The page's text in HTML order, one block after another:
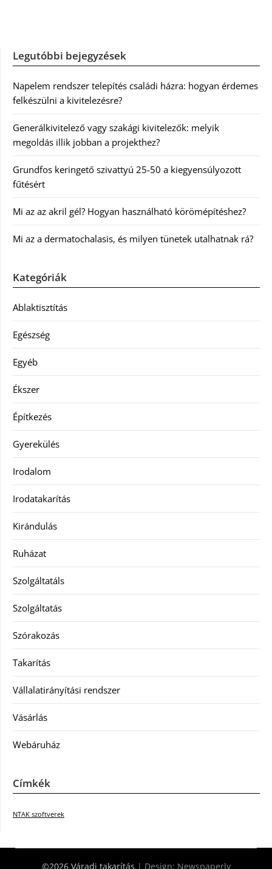
Legutóbbi bejegyzések
Napelem rendszer telepítés családi házra: hogyan érdemes
felkészülni a kivitelezésre?
Generálkivitelező vagy szakági kivitelezők: melyik
megoldás illik jobban a projekthez?
Grundfos keringető szivattyú 25-50 a kiegyensúlyozott
fűtésért
Mi az az akril gél? Hogyan használható körömépítéshez?
Mi az a dermatochalasis, és milyen tünetek utalhatnak rá?
Kategóriák
Ablaktisztítás
Egészség
Egyéb
Ékszer
Építkezés
Gyerekülés
Irodalom
Irodatakarítás
Kirándulás
Ruházat
Szolgáltatáls
Szolgáltatás
Szórakozás
Takarítás
Vállalatirányítási rendszer
Vásárlás
Webáruház
Címkék
NTAK szoftverek
©2026 Váradi takarítás | Design: Newspaperly